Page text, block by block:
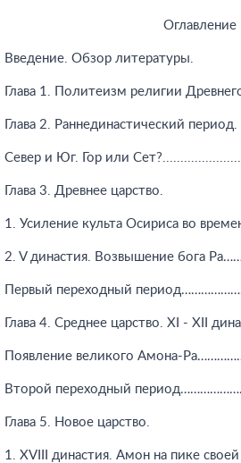
Оглавление
Введение. Обзор литературы.
Глава 1. Политеизм религии
Глава 2. Раннединастический период.
Север и Юг. Гор или
Глава 3. Древнее царство.
1. Усиление культа Осириса во
2. V династия. Возвышение бога
Первый переходный
Глава 4. Среднее царство. XI - XII
Появление великого Амона-
Второй переходный
Глава 5. Новое царство.
1. XVIII династия. Амон на пике